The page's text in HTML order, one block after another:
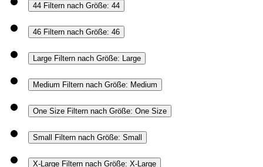
44 Filtern nach Größe: 44
46 Filtern nach Größe: 46
Large Filtern nach Größe: Large
Medium Filtern nach Größe: Medium
One Size Filtern nach Größe: One Size
Small Filtern nach Größe: Small
X-Large Filtern nach Größe: X-Large